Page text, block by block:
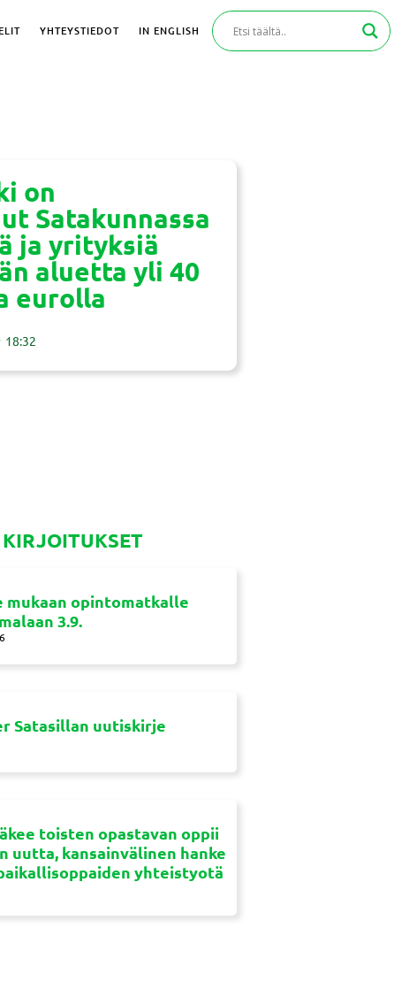
YHTEYSTIEDOT IN ENGLISH
on
Satakunnassa
ja yrityksiä
aluetta yli 40
eurolla
18:32
mukaan opintomatkalle
3.9.
Satasillan uutiskirje
toisten opastavan oppii
uutta, kansainvälinen hanke
yhteistyotä